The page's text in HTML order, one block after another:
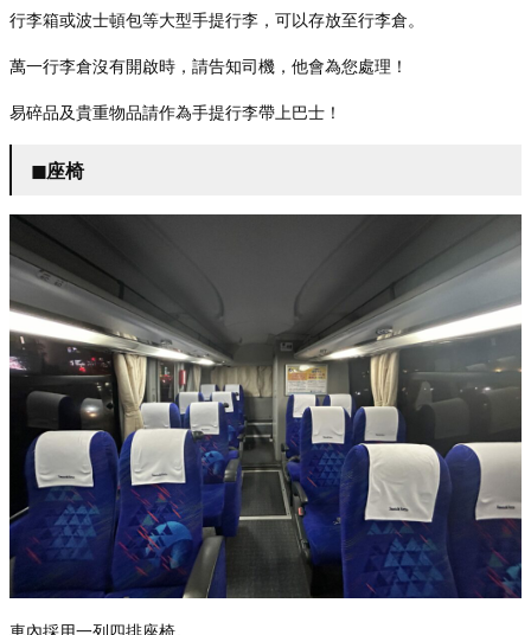
行李箱或波士頓包等大型手提行李，可以存放至行李倉。
萬一行李倉沒有開啟時，請告知司機，他會為您處理！
易碎品及貴重物品請作為手提行李帶上巴士！
◼︎座椅